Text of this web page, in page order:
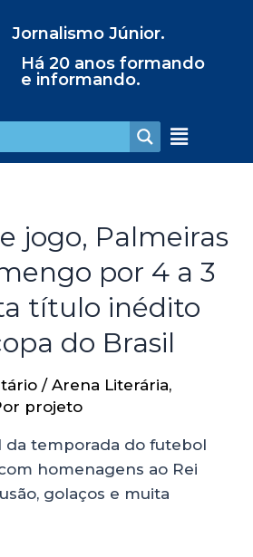
Jornalismo Júnior.
Há 20 anos formando
e informando.
jogo, Palmeiras
por 4 a 3
título inédito
do Brasil
/ Arena Literária,
projeto
da temporada do futebol
homenagens ao Rei
golaços e muita